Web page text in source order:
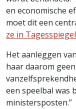
en economische
moet dit een
ze in Tagesspiegel
Het aanleggen
haar daarom
een speelbal was
ministersposten.”